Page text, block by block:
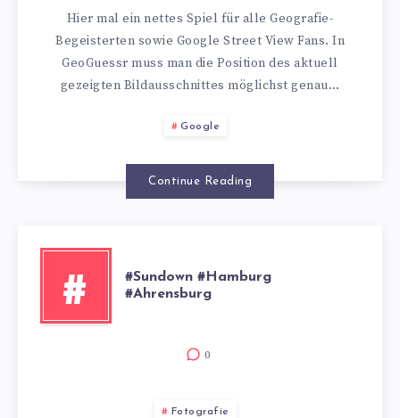
Hier mal ein nettes Spiel für alle Geografie-
Begeisterten sowie Google Street View Fans. In
GeoGuessr muss man die Position des aktuell
gezeigten Bildausschnittes möglichst genau…
Google
Continue Reading
#
#Sundown #Hamburg
#Ahrensburg
0
Fotografie